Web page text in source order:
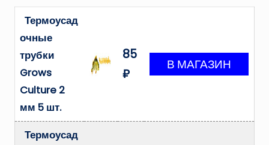
Термоусад
очные
трубки
Grows
Culture 2
мм 5 шт.
85
₽
Термоусад